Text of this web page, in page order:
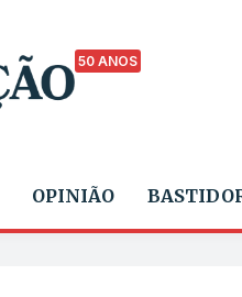
50 ANOS
OPINIÃO